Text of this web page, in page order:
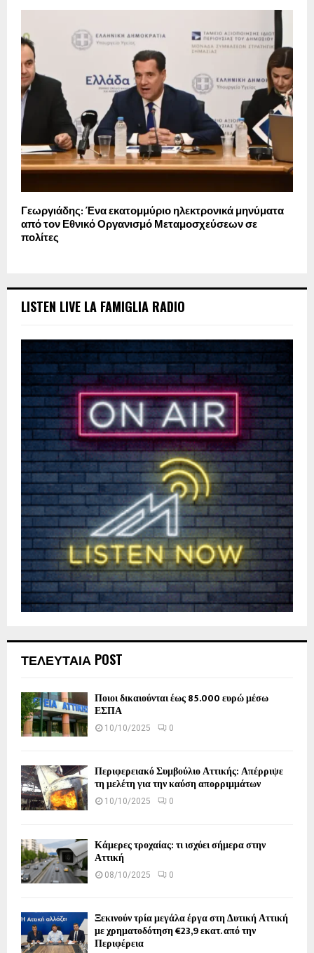
Γεωργιάδης: Ένα εκατομμύριο ηλεκτρονικά μηνύματα
από τον Εθνικό Οργανισμό Μεταμοσχεύσεων σε
πολίτες
LISTEN LIVE LA FAMIGLIA RADIO
ΤΕΛΕΥΤΑΙΑ POST
Ποιοι δικαιούνται έως 85.000 ευρώ μέσω
ΕΣΠΑ
10/10/2025 0
Περιφερειακό Συμβούλιο Αττικής: Απέρριψε
τη μελέτη για την καύση απορριμμάτων
10/10/2025 0
Κάμερες τροχαίας: τι ισχύει σήμερα στην
Αττική
08/10/2025 0
Ξεκινούν τρία μεγάλα έργα στη Δυτική Αττική
με χρηματοδότηση €23,9 εκατ. από την
Περιφέρεια